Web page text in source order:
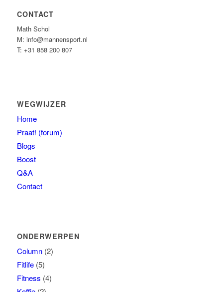
CONTACT
Math Schol
M: info@mannensport.nl
T: +31 858 200 807
WEGWIJZER
Home
Praat! (forum)
Blogs
Boost
Q&A
Contact
ONDERWERPEN
Column(2)
Fitlife(5)
Fitness (4)